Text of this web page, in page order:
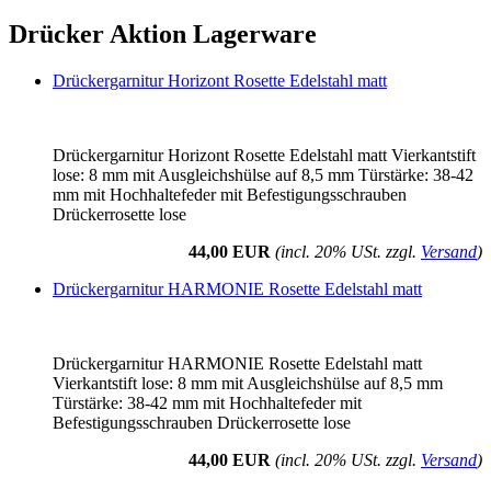
Drücker Aktion Lagerware
Drückergarnitur Horizont Rosette Edelstahl matt
Drückergarnitur Horizont Rosette Edelstahl matt Vierkantstift
lose: 8 mm mit Ausgleichshülse auf 8,5 mm Türstärke: 38-42
mm mit Hochhaltefeder mit Befestigungsschrauben
Drückerrosette lose
44,00 EUR (incl. 20% USt. zzgl. Versand)
Drückergarnitur HARMONIE Rosette Edelstahl matt
Drückergarnitur HARMONIE Rosette Edelstahl matt
Vierkantstift lose: 8 mm mit Ausgleichshülse auf 8,5 mm
Türstärke: 38-42 mm mit Hochhaltefeder mit
Befestigungsschrauben Drückerrosette lose
44,00 EUR (incl. 20% USt. zzgl. Versand)